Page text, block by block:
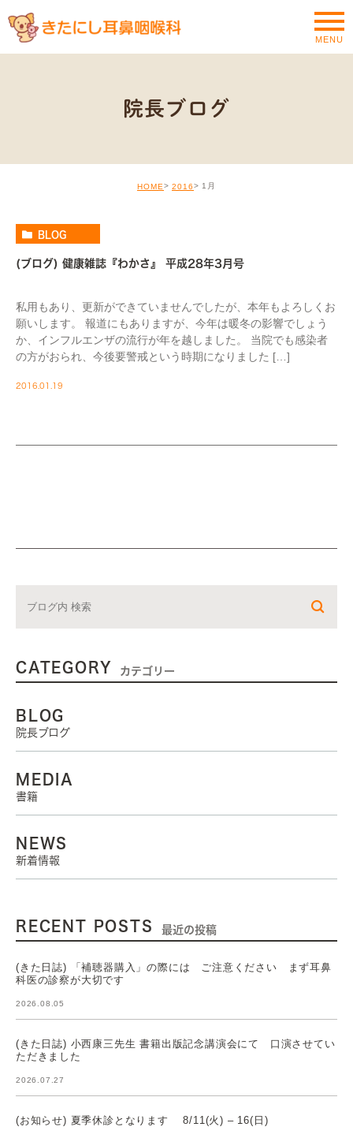
MENU
院長ブログ
HOME 2016 1月
BLOG
(ブログ) 健康雑誌『わかさ』 平成28年3月号
私用もあり、更新ができていませんでしたが、本年もよろしくお
願いします。 報道にもありますが、今年は暖冬の影響でしょう
か、インフルエンザの流行が年を越しました。 当院でも感染者
の方がおられ、今後要警戒という時期になりました […]
2016.01.19
CATEGORY カテゴリー
BLOG
院長ブログ
MEDIA
書籍
NEWS
新着情報
RECENT POSTS 最近の投稿
(きた日誌) 「補聴器購入」の際には ご注意ください まず耳鼻
科医の診察が大切です
2026.08.05
(きた日誌) 小西康三先生 書籍出版記念講演会にて 口演させてい
ただきました
2026.07.27
(お知らせ) 夏季休診となります 8/11(火) – 16(日)